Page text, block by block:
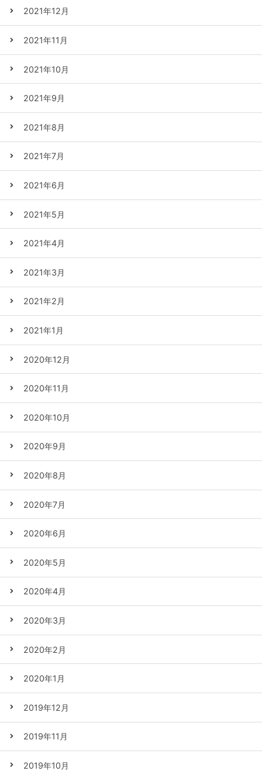
2021年12月
2021年11月
2021年10月
2021年9月
2021年8月
2021年7月
2021年6月
2021年5月
2021年4月
2021年3月
2021年2月
2021年1月
2020年12月
2020年11月
2020年10月
2020年9月
2020年8月
2020年7月
2020年6月
2020年5月
2020年4月
2020年3月
2020年2月
2020年1月
2019年12月
2019年11月
2019年10月